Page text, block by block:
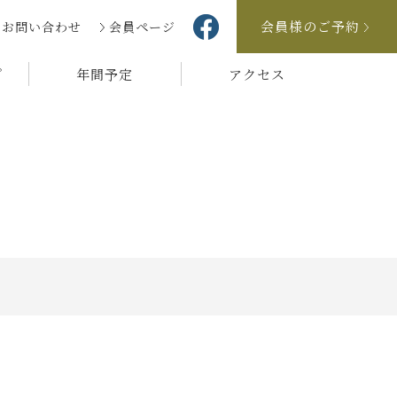
お問い合わせ 会員ページ 会員様のご予約
年間予定 アクセス